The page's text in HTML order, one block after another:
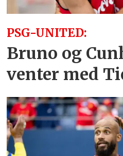
PSG-UNITED:
Bruno og
venter med